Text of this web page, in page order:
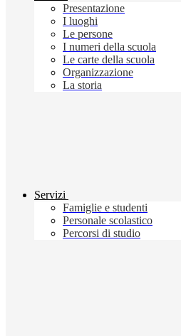
Presentazione
I luoghi
Le persone
I numeri della scuola
Le carte della scuola
Organizzazione
La storia
Servizi
Famiglie e studenti
Personale scolastico
Percorsi di studio